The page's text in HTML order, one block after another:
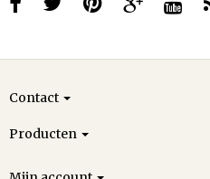
Contact
Producten